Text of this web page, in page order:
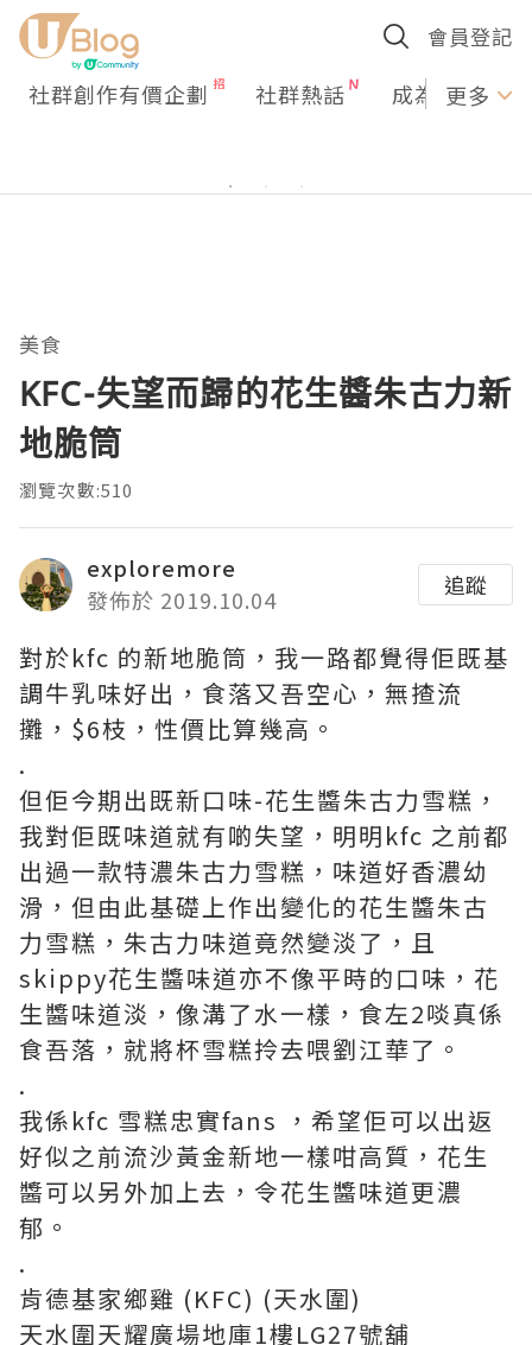
會員登記
社群創作有價企劃 社群熱話 成為U更多
美食
KFC-失望而歸的花生醬朱古力新
地脆筒
瀏覽次數:510
exploremore
發佈於 2019.10.04
追蹤
對於kfc 的新地脆筒，我一路都覺得佢既基
調牛乳味好出，食落又吾空心，無揸流
攤，$6枝，性價比算幾高。
.
但佢今期出既新口味-花生醬朱古力雪糕，
我對佢既味道就有啲失望，明明kfc 之前都
出過一款特濃朱古力雪糕，味道好香濃幼
滑，但由此基礎上作出變化的花生醬朱古
力雪糕，朱古力味道竟然變淡了，且
skippy花生醬味道亦不像平時的口味，花
生醬味道淡，像溝了水一樣，食左2啖真係
食吾落，就將杯雪糕拎去喂劉江華了。
.
我係kfc 雪糕忠實fans ，希望佢可以出返
好似之前流沙黃金新地一樣咁高質，花生
醬可以另外加上去，令花生醬味道更濃
郁。
.
肯德基家鄉雞 (KFC) (天水圍)
天水圍天耀廣場地庫1樓LG27號舖